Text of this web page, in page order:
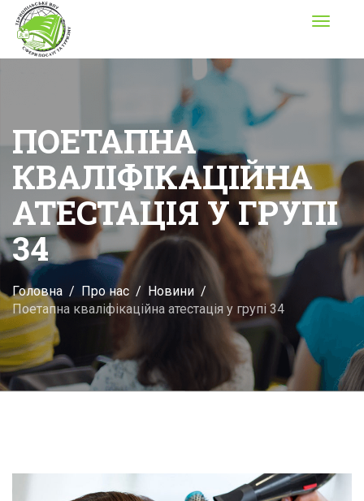
Toggle
ПОЕТАПНА
КВАЛІФІКАЦІЙНА
АТЕСТАЦІЯ У ГРУПІ
34
Головна Про нас
Новини
Поетапна кваліфікаційна атестація у групі 34